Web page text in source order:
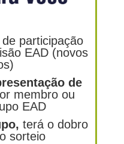
participação
EAD (novos
de
membro ou
EAD
terá o dobro
sorteio